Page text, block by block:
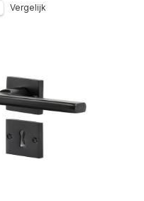
Vergelijk